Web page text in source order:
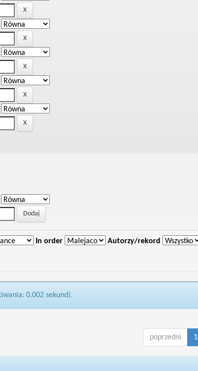
In order Autorzy/rekord
0.002 sekund).
poprzedni 1